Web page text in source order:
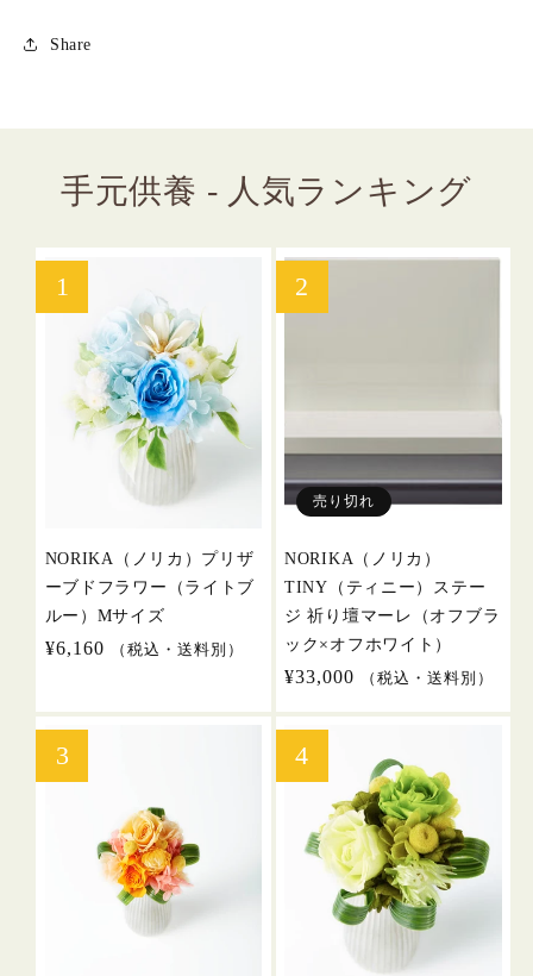
Share
手元供養 - 人気ランキング
NORIKA（ノリカ）プリザ
ーブドフラワー（ライトブ
ルー）Mサイズ
通
格
¥6,160 （税込・送料別）
売り切れ
NORIKA（ノリカ）
TINY（ティニー）ステー
ジ 祈り壇マーレ（オフブラ
ック×オフホワイト）
通
価
格
¥33,000 （税込・送料別）